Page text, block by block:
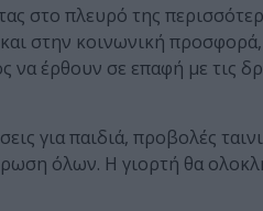
στο πλευρό της
στην κοινωνική
να έρθουν σε επαφή με τις
για παιδιά, προβολές
όλων. Η γιορτή θα